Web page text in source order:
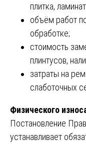
плитка,
объём работ
обработке;
стоимость
плинтусов,
затраты на
слаботочных
Физического
Постановление
устанавливает